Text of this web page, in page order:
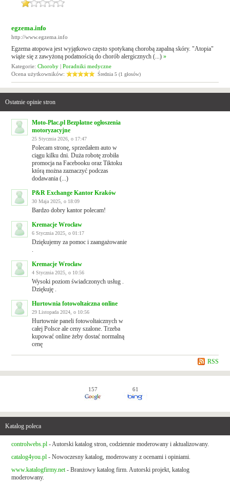
egzema.info
http://www.egzema.info
Egzema atopowa jest wyjątkowo często spotykaną chorobą zapalną skóry. "Atopia"
wiąże się z zawyżoną podatnością do chorób alergicznych (...)»
Kategorie:Choroby |Poradniki medyczne
Ocena użytkowników:
Średnia 5 (1 głosów)
Ostatnie opinie stron
Moto-Plac.pl Bezpłatne ogłoszenia
motoryzacyjne
25 Stycznia 2026, o 17:47
Polecam stronę, sprzedałem auto w
ciągu kilku dni. Duża robotę zrobiła
promocja na Facebooku oraz Tiktoku
którą można zaznaczyć podczas
dodawania (...)
P&R Exchange Kantor Kraków
30 Maja 2025, o 18:09
Bardzo dobry kantor polecam!
Kremacje Wrocław
6 Stycznia 2025, o 01:17
Dziękujemy za pomoc i zaangażowanie
Kremacje Wrocław
4 Stycznia 2025, o 10:56
Wysoki poziom świadczonych usług .
Dziękuję .
Hurtownia fotowoltaiczna online
29 Listopada 2024, o 10:56
Hurtownie paneli fotowoltaicznych w
całej Polsce ale ceny szalone. Trzeba
kupować online żeby dostać normalną
cenę
RSS
157 61
Katalog poleca
controlwebs.pl - Autorski katalog stron, codziennie moderowany i aktualizowany.
catalog4you.pl - Nowoczesny katalog, moderowany z ocenami i opiniami.
www.katalogfirmy.net - Branżowy katalog firm. Autorski projekt, katalog
moderowany.